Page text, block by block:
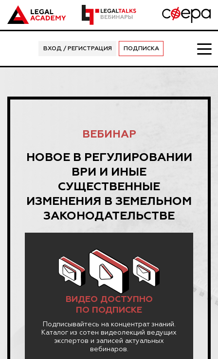
ВХОД / РЕГИСТРАЦИЯ ПОДПИСКА
ВЕБИНАР
НОВОЕ В РЕГУЛИРОВАНИИ
ВРИ И ИНЫЕ
СУЩЕСТВЕННЫЕ
ИЗМЕНЕНИЯ В ЗЕМЕЛЬНОМ
ЗАКОНОДАТЕЛЬСТВЕ
ВИДЕО ДОСТУПНО
ПО ПОДПИСКЕ
Подписывайтесь на концентрат знаний.
Каталог из сотен видеолекций ведущих
экспертов и записей актуальных
вебинаров.